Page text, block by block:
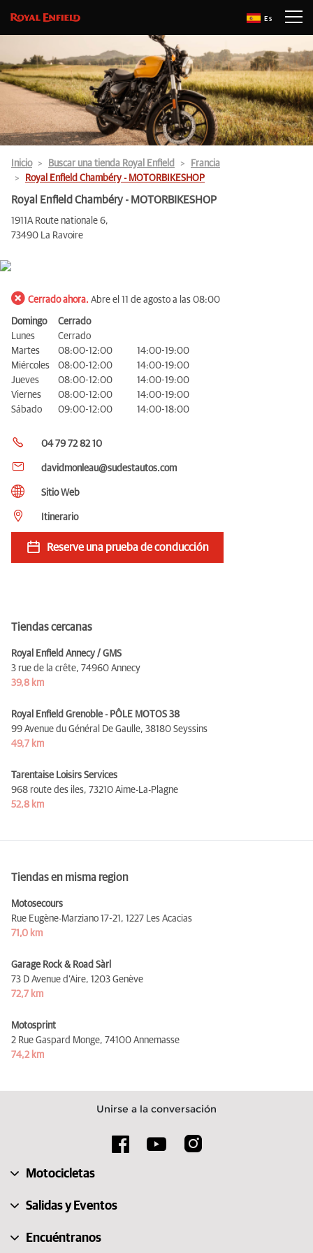
Es
Inicio Buscar una tienda Royal Enfield
Francia
Royal Enfield Chambéry - MOTORBIKESHOP
Royal Enfield Chambéry - MOTORBIKESHOP
1911A Route nationale 6,
73490 La Ravoire
Cerrado ahora. Abre el 11 de agosto a las 08:00
Domingo
Cerrado
Lunes
Cerrado
Martes
08:00-12:00
14:00-19:00
Miércoles
08:00-12:00
14:00-19:00
Jueves
08:00-12:00
14:00-19:00
Viernes
08:00-12:00
14:00-19:00
Sábado
09:00-12:00 14:00-18:00
04 79 72 82 10
davidmonleau@sudestautos.com
Sitio Web
Itinerario
Reserve una prueba de conducción
Tiendas cercanas
Royal Enfield Annecy / GMS
3 rue de la crête, 74960 Annecy
39,8 km
Royal Enfield Grenoble - PÔLE MOTOS 38
99 Avenue du Général De Gaulle, 38180 Seyssins
49,7 km
Tarentaise Loisirs Services
968 route des iles, 73210 Aime-La-Plagne
52,8 km
Tiendas en misma region
Motosecours
Rue Eugène-Marziano 17-21, 1227 Les Acacias
71,0 km
Garage Rock & Road Sàrl
73 D Avenue d’Aire, 1203 Genève
72,7 km
Motosprint
2 Rue Gaspard Monge, 74100 Annemasse
74,2 km
Unirse a la conversación
Motocicletas
Salidas y Eventos
Encuéntranos